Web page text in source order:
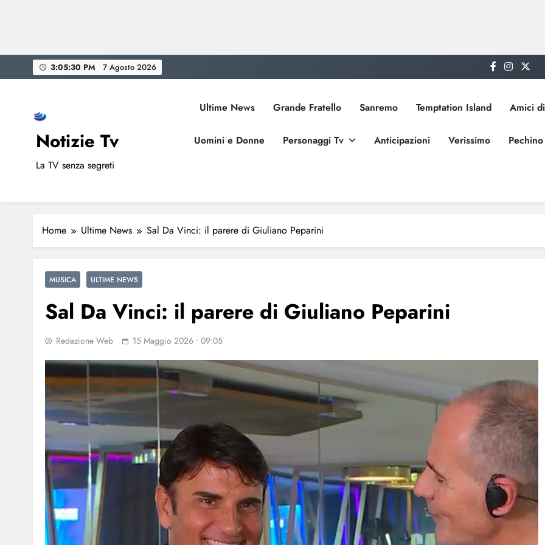
to
3:05:31 PM 7 Agosto 2026
Notizie Tv
La TV senza segreti
Ultime News Grande Fratello Sanremo Temptation Island Amici
Uomini e Donne Personaggi Tv Anticipazioni Verissimo
Home Ultime News Sal Da Vinci: il parere di Giuliano Peparini
MUSICA ULTIME NEWS
Sal Da Vinci: il parere di Giuliano Peparini
Redazione Web 15 Maggio 2026 • 09:05